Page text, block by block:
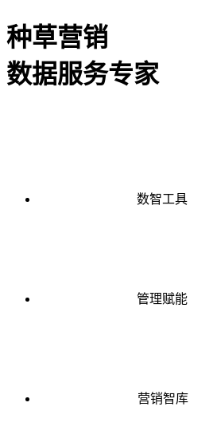
种草营销
数据服务专家
数智工具
管理赋能
营销智库